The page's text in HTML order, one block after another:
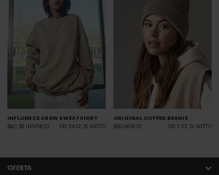
INFLUENCE CREW SWEATSHIRT
B&C BE INSPIRED OD 54.12 ZŁ NETTO
ORIGINAL CUFFED BEANIE
BEECHFIELD OD 7.03 ZŁ NETTO
OFERTA